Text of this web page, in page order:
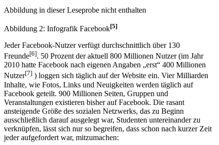
Abbildung in dieser Leseprobe nicht enthalten
Abbildung 2: Infografik Facebook[5]
Jeder Facebook-Nutzer verfügt durchschnittlich über 130
Freunde[6]. 50 Prozent der aktuell 800 Millionen Nutzer (im Jahr
2010 hatte Facebook nach eigenen Angaben „erst“ 400 Millionen
Nutzer[7] ) loggen sich täglich auf der Website ein. Vier Milliarden
Inhalte, wie Fotos, Links und Neuigkeiten werden täglich auf
Facebook geteilt. 900 Millionen Seiten, Gruppen und
Veranstaltungen existieren bisher auf Facebook. Die rasant
ansteigende Größe des sozialen Netzwerks, das zu Beginn
ausschließlich darauf ausgelegt war, Studenten untereinander zu
verknüpfen, lässt sich nur so begreifen, dass schon nach kurzer Zeit
jeder aufgefordert war, mitzumachen: